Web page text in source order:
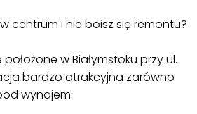
centrum i nie boisz się remontu?
w Białymstoku przy ul.
bardzo atrakcyjna zarówno
wynajem.